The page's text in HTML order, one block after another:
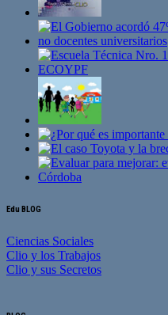
Edu BLOG
Ciencias Sociales
Clio y los Trabajos
Clio y sus Secretos